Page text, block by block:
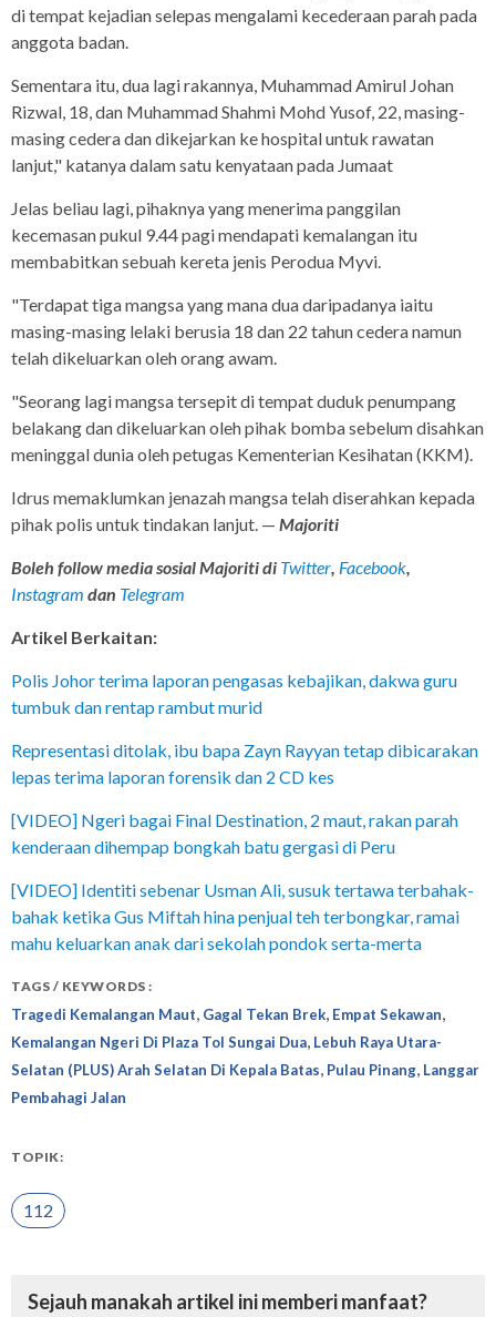
di tempat kejadian selepas mengalami kecederaan parah pada
anggota badan.
Sementara itu, dua lagi rakannya, Muhammad Amirul Johan
Rizwal, 18, dan Muhammad Shahmi Mohd Yusof, 22, masing-
masing cedera dan dikejarkan ke hospital untuk rawatan
lanjut," katanya dalam satu kenyataan pada Jumaat
Jelas beliau lagi, pihaknya yang menerima panggilan
kecemasan pukul 9.44 pagi mendapati kemalangan itu
membabitkan sebuah kereta jenis Perodua Myvi.
"Terdapat tiga mangsa yang mana dua daripadanya iaitu
masing-masing lelaki berusia 18 dan 22 tahun cedera namun
telah dikeluarkan oleh orang awam.
"Seorang lagi mangsa tersepit di tempat duduk penumpang
belakang dan dikeluarkan oleh pihak bomba sebelum disahkan
meninggal dunia oleh petugas Kementerian Kesihatan (KKM).
Idrus memaklumkan jenazah mangsa telah diserahkan kepada
pihak polis untuk tindakan lanjut. — Majoriti
Boleh follow media sosial Majoriti di Twitter Facebook
Instagram dan Telegram
Artikel Berkaitan:
Polis Johor terima laporan pengasas kebajikan, dakwa guru
tumbuk dan rentap rambut murid
Representasi ditolak, ibu bapa Zayn Rayyan tetap dibicarakan
lepas terima laporan forensik dan 2 CD kes
[VIDEO] Ngeri bagai Final Destination, 2 maut, rakan parah
kenderaan dihempap bongkah batu gergasi di Peru
[VIDEO] Identiti sebenar Usman Ali, susuk tertawa terbahak-
bahak ketika Gus Miftah hina penjual teh terbongkar, ramai
mahu keluarkan anak dari sekolah pondok serta-merta
TAGS / KEYWORDS :
Tragedi Kemalangan Maut Gagal Tekan Brek Empat Sekawan
Kemalangan Ngeri Di Plaza Tol Sungai Dua Lebuh Raya Utara-
Selatan (PLUS) Arah Selatan Di Kepala Batas Pulau Pinang Langgar
Pembahagi Jalan
TOPIK:
112
Sejauh manakah artikel ini memberi manfaat?